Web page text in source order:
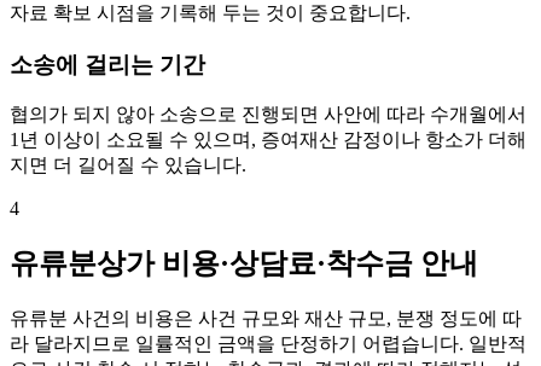
자료 확보 시점을 기록해 두는 것이 중요합니다.
소송에 걸리는 기간
협의가 되지 않아 소송으로 진행되면 사안에 따라 수개월에서
1년 이상이 소요될 수 있으며, 증여재산 감정이나 항소가 더해
지면 더 길어질 수 있습니다.
4
유류분상가 비용·상담료·착수금 안내
유류분 사건의 비용은 사건 규모와 재산 규모, 분쟁 정도에 따
라 달라지므로 일률적인 금액을 단정하기 어렵습니다. 일반적